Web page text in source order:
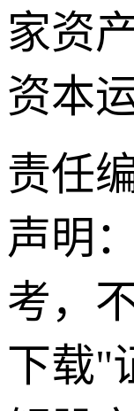
家资
资本
责任
声明
考，
下载"